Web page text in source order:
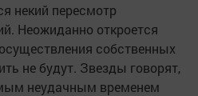
некий пересмотр
Неожиданно откроется
собственных
не будут. Звезды говорят,
неудачным временем